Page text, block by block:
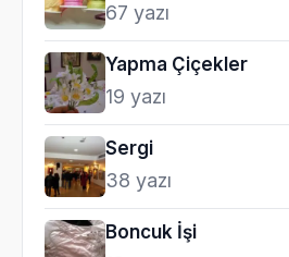
67 yazı
Yapma Çiçekler
19 yazı
Sergi
38 yazı
Boncuk İşi